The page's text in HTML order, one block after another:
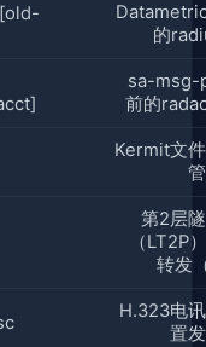
的
sa-msg-
前的
Kermit文
第2层
（LT2P
转发
H.323电
置